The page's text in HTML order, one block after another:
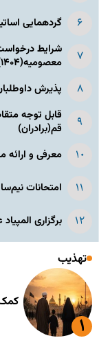
گردهمایی
شرایط
معصومیه(۱۴۰۴)
پذیرش داوطلبان
قابل توجه
قم(برادران)
معرفی و ارائه
امتحانات نیم‌سال
برگزاری
تهذیب